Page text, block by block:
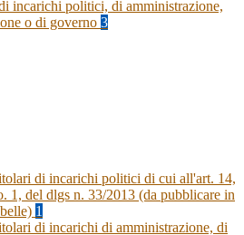
incarichi politici, di amministrazione,
o di governo 3
di incarichi politici di cui all'art. 14,
1, del dlgs n. 33/2013 (da pubblicare in
1
di incarichi di amministrazione, di